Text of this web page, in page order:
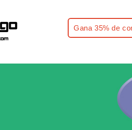
Gana 35% de
Qué son los Namespaces en PHP y